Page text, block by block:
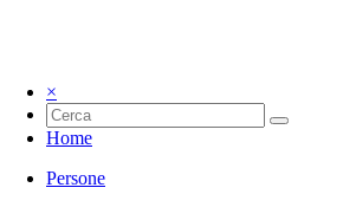
×
Home
Persone